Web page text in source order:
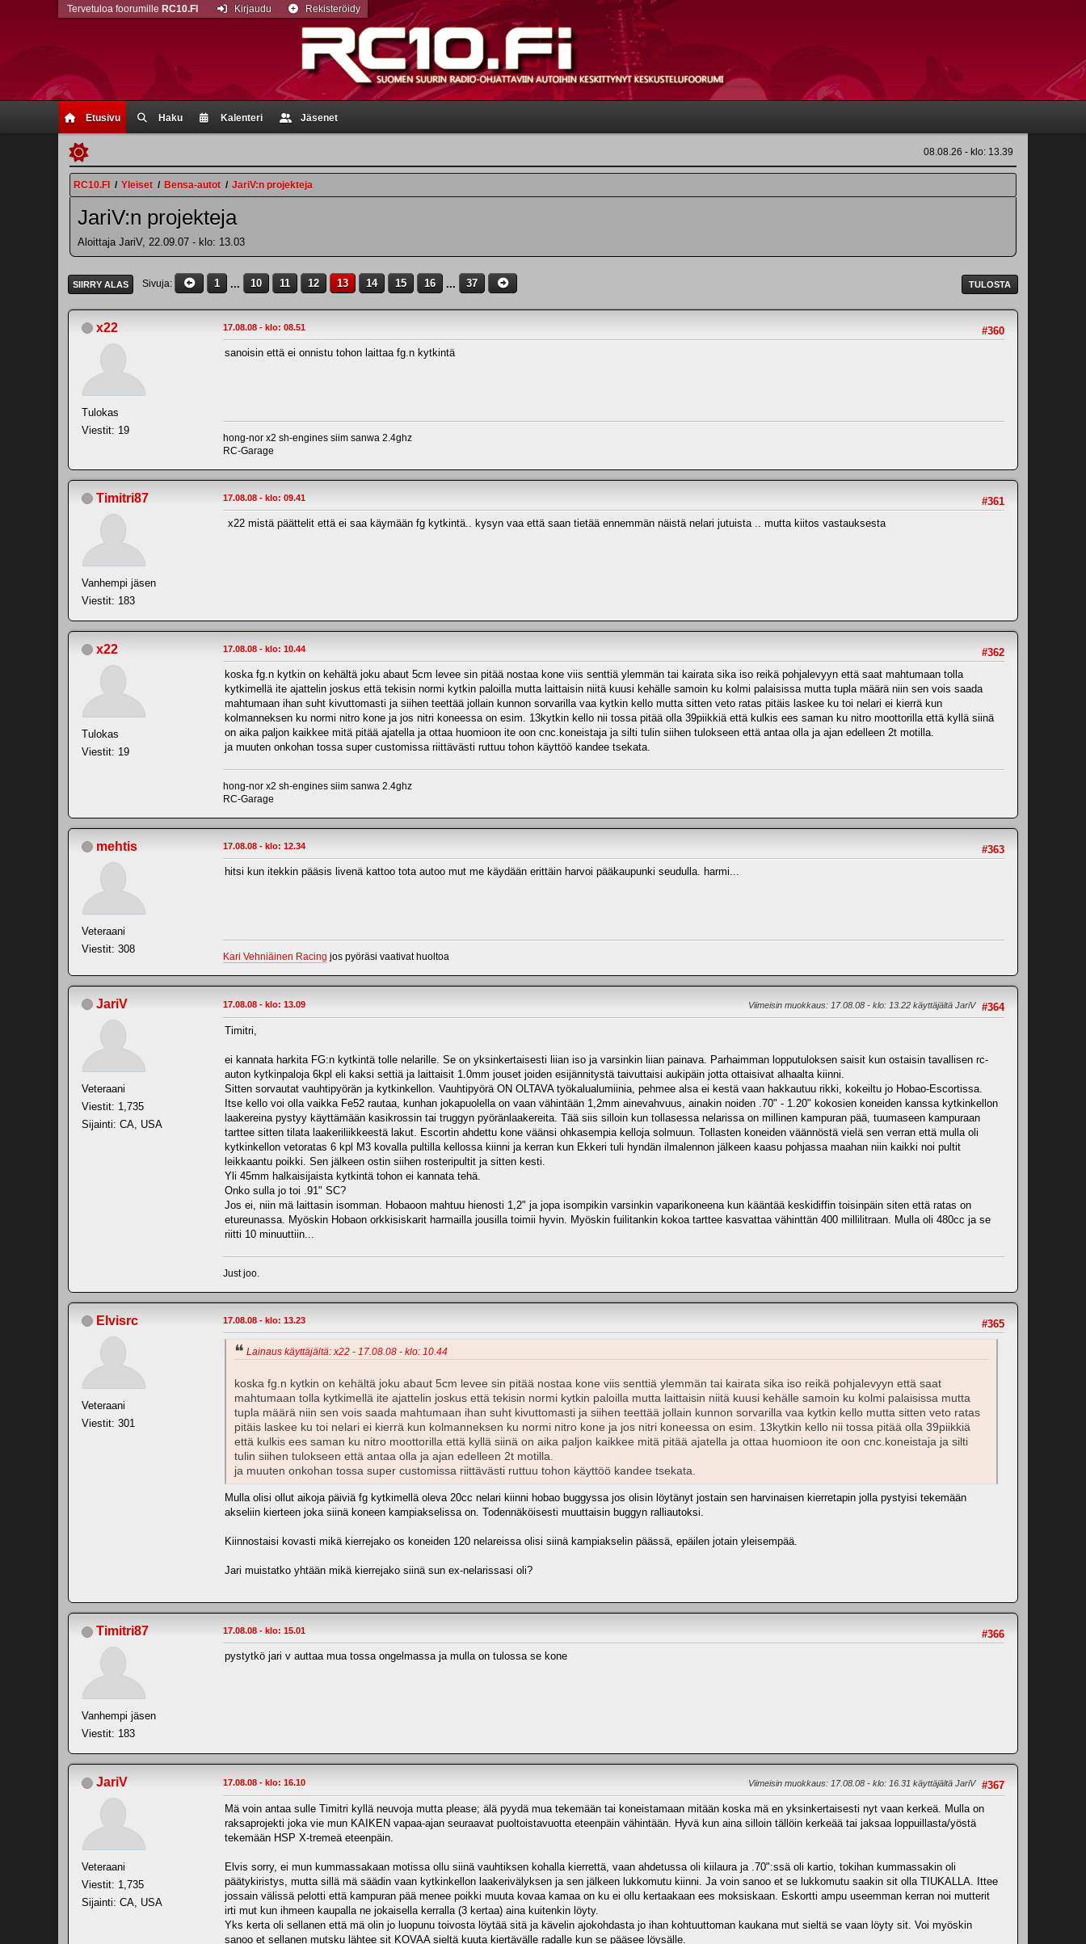
Etusivu Haku Kalenteri Jäsenet
Tervetuloa foorumille RC10.FI Kirjaudu Rekisteröidy
08.08.26 - klo: 13.39
RC10.FI / Yleiset / Bensa-autot / JariV:n projekteja
JariV:n projekteja
Aloittaja JariV, 22.09.07 - klo: 13.03
TULOSTA
SIIRRY ALAS Sivuja 1 ... 10 11 12 13 14 15 16 ... 37
x22
Tulokas
Viestit: 19
#360
17.08.08 - klo: 08.51
sanoisin että ei onnistu tohon laittaa fg.n kytkintä
hong-nor x2 sh-engines siim sanwa 2.4ghz
RC-Garage
Timitri87
Vanhempi jäsen
Viestit: 183
#361
17.08.08 - klo: 09.41
x22 mistä päättelit että ei saa käymään fg kytkintä.. kysyn vaa että saan tietää ennemmän näistä nelari jutuista .. mutta kiitos vastauksesta
x22
Tulokas
Viestit: 19
#362
17.08.08 - klo: 10.44
koska fg.n kytkin on kehältä joku abaut 5cm levee sin pitää nostaa kone viis senttiä ylemmän tai kairata sika iso reikä pohjalevyyn että saat mahtumaan tolla
kytkimellä ite ajattelin joskus että tekisin normi kytkin paloilla mutta laittaisin niitä kuusi kehälle samoin ku kolmi palaisissa mutta tupla määrä niin sen vois saada
mahtumaan ihan suht kivuttomasti ja siihen teettää jollain kunnon sorvarilla vaa kytkin kello mutta sitten veto ratas pitäis laskee ku toi nelari ei kierrä kun
kolmanneksen ku normi nitro kone ja jos nitri koneessa on esim. 13kytkin kello nii tossa pitää olla 39piikkiä että kulkis ees saman ku nitro moottorilla että kyllä siinä
on aika paljon kaikkee mitä pitää ajatella ja ottaa huomioon ite oon cnc.koneistaja ja silti tulin siihen tulokseen että antaa olla ja ajan edelleen 2t motilla.
ja muuten onkohan tossa super customissa riittävästi ruttuu tohon käyttöö kandee tsekata.
hong-nor x2 sh-engines siim sanwa 2.4ghz
RC-Garage
mehtis
Veteraani
Viestit: 308
#363
17.08.08 - klo: 12.34
hitsi kun itekkin pääsis livenä kattoo tota autoo mut me käydään erittäin harvoi pääkaupunki seudulla. harmi...
Kari Vehniäinen Racing jos pyöräsi vaativat huoltoa
JariV
Veteraani
Viestit: 1,735
Sijainti: CA, USA
#364
17.08.08 - klo: 13.09 Viimeisin muokkaus: 17.08.08 - klo: 13.22 käyttäjältä JariV
Timitri,
ei kannata harkita FG:n kytkintä tolle nelarille. Se on yksinkertaisesti liian iso ja varsinkin liian painava. Parhaimman lopputuloksen saisit kun ostaisin tavallisen rc-
auton kytkinpaloja 6kpl eli kaksi settiä ja laittaisit 1.0mm jouset joiden esijännitystä taivuttaisi aukipäin jotta ottaisivat alhaalta kiinni.
Sitten sorvautat vauhtipyörän ja kytkinkellon. Vauhtipyörä ON OLTAVA työkalualumiinia, pehmee alsa ei kestä vaan hakkautuu rikki, kokeiltu jo Hobao-Escortissa.
Itse kello voi olla vaikka Fe52 rautaa, kunhan jokapuolella on vaan vähintään 1,2mm ainevahvuus, ainakin noiden .70" - 1.20" kokosien koneiden kanssa kytkinkellon
laakereina pystyy käyttämään kasikrossin tai truggyn pyöränlaakereita. Tää siis silloin kun tollasessa nelarissa on millinen kampuran pää, tuumaseen kampuraan
tarttee sitten tilata laakeriliikkeestä lakut. Escortin ahdettu kone väänsi ohkasempia kelloja solmuun. Tollasten koneiden väännöstä vielä sen verran että mulla oli
kytkinkellon vetoratas 6 kpl M3 kovalla pultilla kellossa kiinni ja kerran kun Ekkeri tuli hyndän ilmalennon jälkeen kaasu pohjassa maahan niin kaikki noi pultit
leikkaantu poikki. Sen jälkeen ostin siihen rosteripultit ja sitten kesti.
Yli 45mm halkaisijaista kytkintä tohon ei kannata tehä.
Onko sulla jo toi .91" SC?
Jos ei, niin mä laittasin isomman. Hobaoon mahtuu hienosti 1,2" ja jopa isompikin varsinkin vaparikoneena kun kääntää keskidiffin toisinpäin siten että ratas on
etureunassa. Myöskin Hobaon orkkisiskarit harmailla jousilla toimii hyvin. Myöskin fuilitankin kokoa tarttee kasvattaa vähinttän 400 millilitraan. Mulla oli 480cc ja se
riitti 10 minuuttiin...
Just joo.
Elvisrc
Veteraani
Viestit: 301
#365
17.08.08 - klo: 13.23
Lainaus käyttäjältä: x22 - 17.08.08 - klo: 10.44
koska fg.n kytkin on kehältä joku abaut 5cm levee sin pitää nostaa kone viis senttiä ylemmän tai kairata sika iso reikä pohjalevyyn että saat
mahtumaan tolla kytkimellä ite ajattelin joskus että tekisin normi kytkin paloilla mutta laittaisin niitä kuusi kehälle samoin ku kolmi palaisissa mutta
tupla määrä niin sen vois saada mahtumaan ihan suht kivuttomasti ja siihen teettää jollain kunnon sorvarilla vaa kytkin kello mutta sitten veto ratas
pitäis laskee ku toi nelari ei kierrä kun kolmanneksen ku normi nitro kone ja jos nitri koneessa on esim. 13kytkin kello nii tossa pitää olla 39piikkiä
että kulkis ees saman ku nitro moottorilla että kyllä siinä on aika paljon kaikkee mitä pitää ajatella ja ottaa huomioon ite oon cnc.koneistaja ja silti
tulin siihen tulokseen että antaa olla ja ajan edelleen 2t motilla.
ja muuten onkohan tossa super customissa riittävästi ruttuu tohon käyttöö kandee tsekata.
Mulla olisi ollut aikoja päiviä fg kytkimellä oleva 20cc nelari kiinni hobao buggyssa jos olisin löytänyt jostain sen harvinaisen kierretapin jolla pystyisi tekemään
akseliin kierteen joka siinä koneen kampiakselissa on. Todennäköisesti muuttaisin buggyn ralliautoksi.
Kiinnostaisi kovasti mikä kierrejako os koneiden 120 nelareissa olisi siinä kampiakselin päässä, epäilen jotain yleisempää.
Jari muistatko yhtään mikä kierrejako siinä sun ex-nelarissasi oli?
Timitri87
Vanhempi jäsen
Viestit: 183
#366
17.08.08 - klo: 15.01
pystytkö jari v auttaa mua tossa ongelmassa ja mulla on tulossa se kone
JariV
Veteraani
Viestit: 1,735
Sijainti: CA, USA
#367
17.08.08 - klo: 16.10 Viimeisin muokkaus: 17.08.08 - klo: 16.31 käyttäjältä JariV
Mä voin antaa sulle Timitri kyllä neuvoja mutta please; älä pyydä mua tekemään tai koneistamaan mitään koska mä en yksinkertaisesti nyt vaan kerkeä. Mulla on
raksaprojekti joka vie mun KAIKEN vapaa-ajan seuraavat puoltoistavuotta eteenpäin vähintään. Hyvä kun aina silloin tällöin kerkeää tai jaksaa loppuillasta/yöstä
tekemään HSP X-tremeä eteenpäin.
Elvis sorry, ei mun kummassakaan motissa ollu siinä vauhtiksen kohalla kierrettä, vaan ahdetussa oli kiilaura ja .70":ssä oli kartio, tokihan kummassakin oli
päätykiristys, mutta sillä mä säädin vaan kytkinkellon laakerivälyksen ja sen jälkeen lukkomutu kiinni. Ja voin sanoo et se lukkomutu saakin sit olla TIUKALLA. Ittee
jossain välissä pelotti että kampuran pää menee poikki muuta kovaa kamaa on ku ei ollu kertaakaan ees moksiskaan. Eskortti ampu useemman kerran noi mutterit
irti mut kun ihmeen kaupalla ne jokaisella kerralla (3 kertaa) aina kuitenkin löyty.
Yks kerta oli sellanen että mä olin jo luopunu toivosta löytää sitä ja kävelin ajokohdasta jo ihan kohtuuttoman kaukana mut sieltä se vaan löyty sit. Voi myöskin
sanoo et sellanen mutsku lähtee sit KOVAA sieltä kuuta kiertävälle radalle kun se pääsee löysälle.